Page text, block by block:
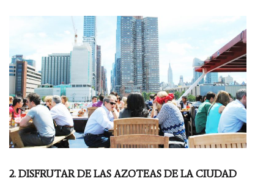
2. DISFRUTAR DE LAS AZOTEAS DE LA CIUDAD